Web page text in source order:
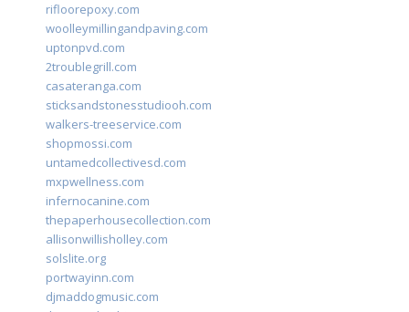
rifloorepoxy.com
woolleymillingandpaving.com
uptonpvd.com
2troublegrill.com
casateranga.com
sticksandstonesstudiooh.com
walkers-treeservice.com
shopmossi.com
untamedcollectivesd.com
mxpwellness.com
infernocanine.com
thepaperhousecollection.com
allisonwillisholley.com
solslite.org
portwayinn.com
djmaddogmusic.com